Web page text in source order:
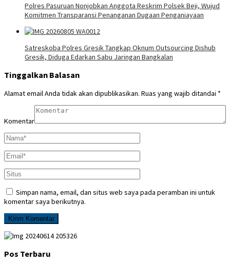
Polres Pasuruan Nonjobkan Anggota Reskrim Polsek Beji, Wujud
Komitmen Transparansi Penanganan Dugaan Penganiayaan
Satreskoba Polres Gresik Tangkap Oknum Outsourcing Dishub
Gresik, Diduga Edarkan Sabu Jaringan Bangkalan
Tinggalkan Balasan
Alamat email Anda tidak akan dipublikasikan. Ruas yang wajib ditandai *
Komentar
Simpan nama, email, dan situs web saya pada peramban ini untuk
komentar saya berikutnya.
Pos Terbaru